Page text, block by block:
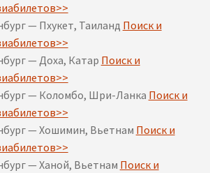
— Пхукет, Таиланд Поиск и
— Доха, Катар Поиск и
— Коломбо, Шри-Ланка Поиск и
— Хошимин, Вьетнам Поиск и
— Ханой, Вьетнам Поиск и